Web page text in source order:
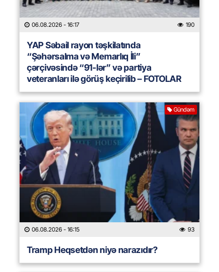
06.08.2026 - 16:17 190
YAP Səbail rayon təşkilatında
“Şəhərsalma və Memarlıq İli”
çərçivəsində “91-lər” və partiya
veteranları ilə görüş keçirilib – FOTOLAR
Gündəm
06.08.2026 - 16:15 93
Tramp Heqsetdən niyə narazıdır?